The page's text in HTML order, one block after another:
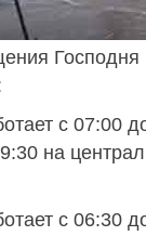
Господня
с 07:00
на
с 06:30